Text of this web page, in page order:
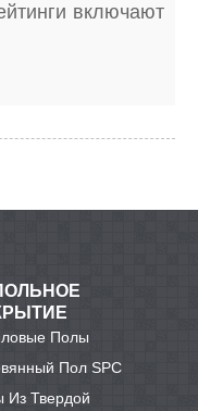
включают
Полы
Пол SPC
Из Твердой